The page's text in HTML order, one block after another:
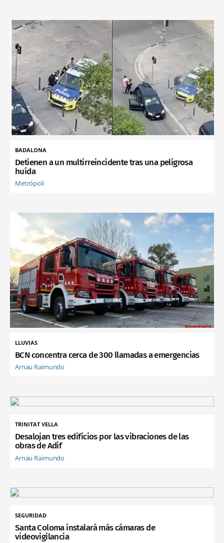
BADALONA
Detienen a un multirreincidente tras una peligrosa
huída
Metrópoli
LLUVIAS
BCN concentra cerca de 300 llamadas a emergencias
Arnau Raimundo
TRINITAT VELLA
Desalojan tres edificios por las vibraciones de las
obras de Adif
Arnau Raimundo
SEGURIDAD
Santa Coloma instalará más cámaras de
videovigilancia